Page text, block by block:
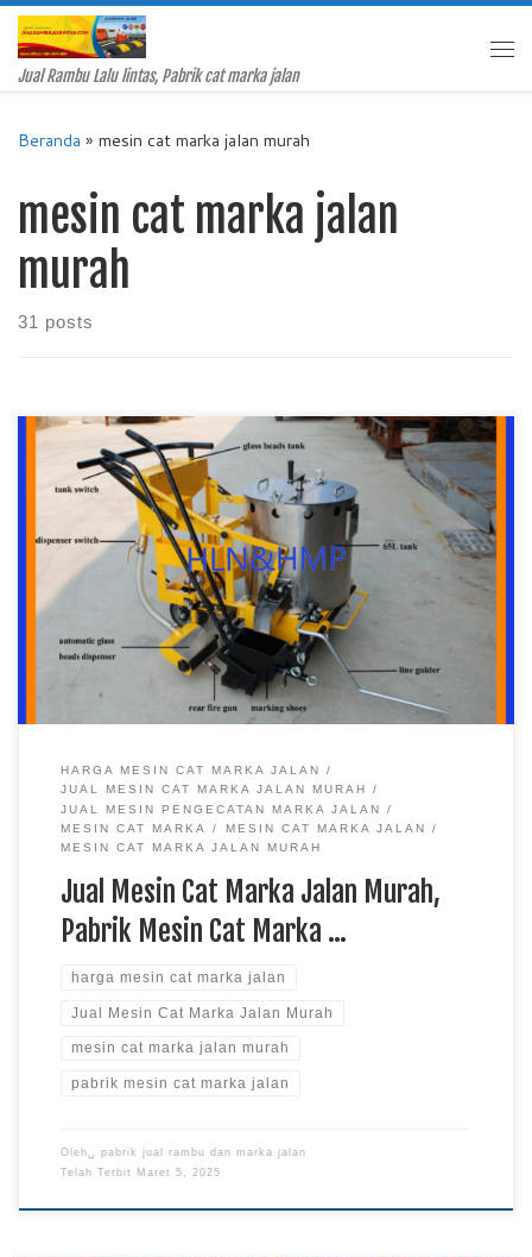
Skip to content
Jual Rambu Lalu lintas, Pabrik cat marka jalan
Beranda » mesin cat marka jalan murah
mesin cat marka jalan
murah
31 posts
Jual Mesin Cat Marka Jalan Murah, Pabrik Mesin Cat Marka
Jalan, Harga Mesin Cat Marka Jalan, Mesin Cat Marka Jalan
Murah Pabrik Rambu – Mesin cat marka jalan merupakan salah
satu peralatan bagian daripada marka jalan mesin cat marka
jalan digunakan sebagai alat untuk memanaskan cat marka
thermoplastic yang tersedia […]
HARGA MESIN CAT MARKA JALAN
JUAL MESIN CAT MARKA JALAN MURAH
JUAL MESIN PENGECATAN MARKA JALAN
MESIN CAT MARKA
MESIN CAT MARKA JALAN
MESIN CAT MARKA JALAN MURAH
Jual Mesin Cat Marka Jalan Murah,
Pabrik Mesin Cat Marka …
harga mesin cat marka jalan
Jual Mesin Cat Marka Jalan Murah
mesin cat marka jalan murah
pabrik mesin cat marka jalan
Oleh␣ pabrik jual rambu dan marka jalan
Telah Terbit
Maret 5, 2025